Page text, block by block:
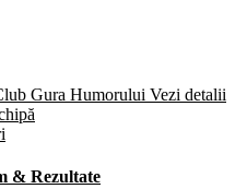
Gura Humorului Vezi detalii
& Rezultate